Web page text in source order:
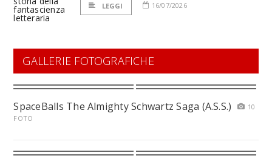
LEGGI 16/07/2026
GALLERIE FOTOGRAFICHE
SpaceBalls The Almighty Schwartz Saga (A.S.S.)
10
FOTO